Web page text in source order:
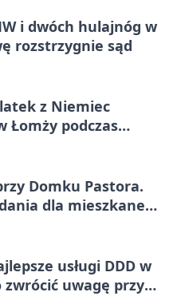
i dwóch hulajnóg w
rozstrzygnie sąd
z Niemiec
Łomży podczas
Domku Pastora.
dla mieszkanek
usługi DDD w
zwrócić uwagę przy